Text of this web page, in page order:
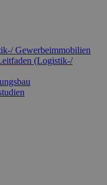
Gewerbeimmobilien
(Logistik-/